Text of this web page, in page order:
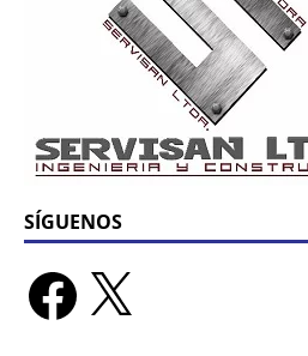
SÍGUENOS